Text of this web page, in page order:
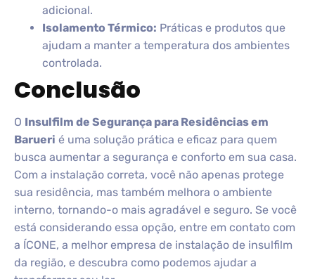
adicional.
Isolamento Térmico: Práticas e produtos que
ajudam a manter a temperatura dos ambientes
controlada.
Conclusão
O Insulfilm de Segurança para Residências em
Barueri é uma solução prática e eficaz para quem
busca aumentar a segurança e conforto em sua casa.
Com a instalação correta, você não apenas protege
sua residência, mas também melhora o ambiente
interno, tornando-o mais agradável e seguro. Se você
está considerando essa opção, entre em contato com
a ÍCONE, a melhor empresa de instalação de insulfilm
da região, e descubra como podemos ajudar a